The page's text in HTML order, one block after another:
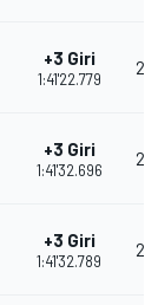
+3 Giri
1:41'22.779
+3 Giri
1:41'32.696
+3 Giri
1:41'32.789